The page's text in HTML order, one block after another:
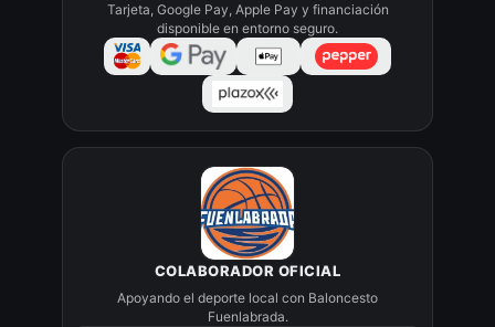
Tarjeta, Google Pay, Apple Pay y financiación
disponible en entorno seguro.
COLABORADOR OFICIAL
Apoyando el deporte local con Baloncesto
Fuenlabrada.